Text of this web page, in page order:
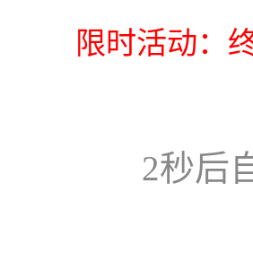
限时活动：
2秒后